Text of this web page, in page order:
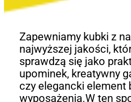
Zapewniamy kubki z
najwyższej jakości,
sprawdzą się jako
upominek, kreatywny
czy elegancki element
wyposażenia.W ten